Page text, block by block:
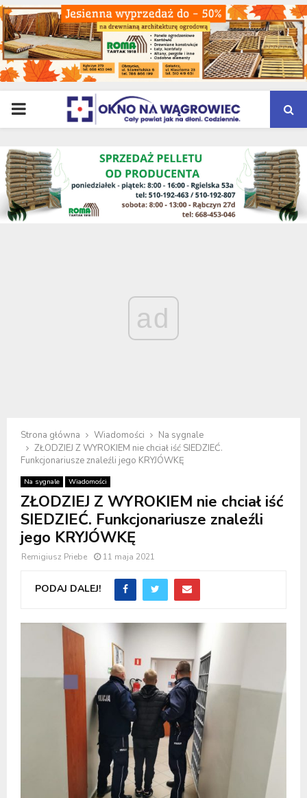
PRIMARY
MENU
ad
Strona główna Wiadomości
Na sygnale
ZŁODZIEJ Z WYROKIEM nie chciał iść SIEDZIEĆ.
Funkcjonariusze znaleźli jego KRYJÓWKĘ
Na sygnale Wiadomości
ZŁODZIEJ Z WYROKIEM nie chciał iść
SIEDZIEĆ. Funkcjonariusze znaleźli
jego KRYJÓWKĘ
Remigiusz Priebe 11 maja 2021
PODAJ DALEJ!